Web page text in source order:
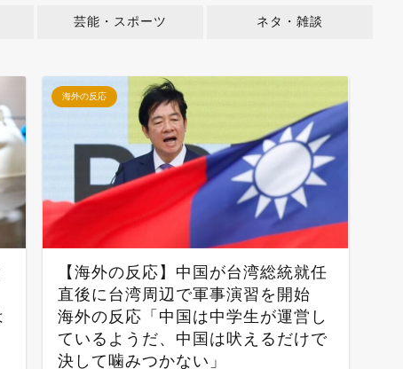
芸能・スポーツ ネタ・雑談
海外の反応
【海外の反応】中国が台湾総統就任
直後に台湾周辺で軍事演習を開始
海外の反応「中国は中学生が運営し
ているようだ、中国は吠えるだけで
決して噛みつかない」